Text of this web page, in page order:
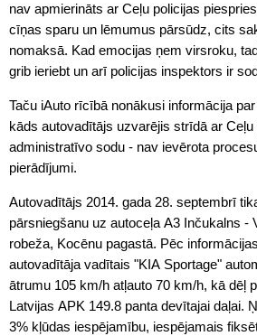
nav apmierināts ar Ceļu policijas
cīņas sparu un lēmumus pārsūdz, cits
nomaksā. Kad emocijas ņem virsroku,
grib ieriebt un arī policijas inspektors ir
Taču iAuto rīcībā nonākusi informācija
kāds autovadītājs uzvarējis strīdā ar
administratīvo sodu - nav ievērota
pierādījumi.
Autovadītājs 2014. gada 28. septembrī
pārsniegšanu uz autoceļa A3 Inčukalns -
robeža, Kocēnu pagastā. Pēc
autovadītāja vadītais "KIA Sportage"
ātrumu 105 km/h atļauto 70 km/h, kā dēļ
Latvijas APK 149.8 panta devītajai daļai.
3% kļūdas iespējamību, iespējamais